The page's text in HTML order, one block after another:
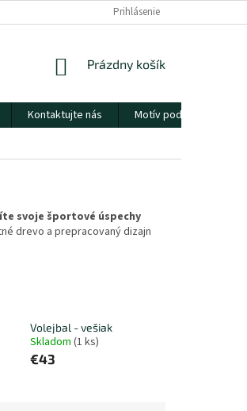
DOPRAVA A DORUČENIE
Prihlásenie
NÁKUPNÝ
Prázdny košík
Kontaktujte nás
Motív podľa predstáv
svoje športové úspechy
drevo a prepracovaný dizajn
Volejbal - vešiak
Skladom (1 ks)
€43